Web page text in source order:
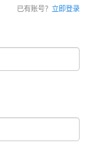
已有账号？ 立即登录